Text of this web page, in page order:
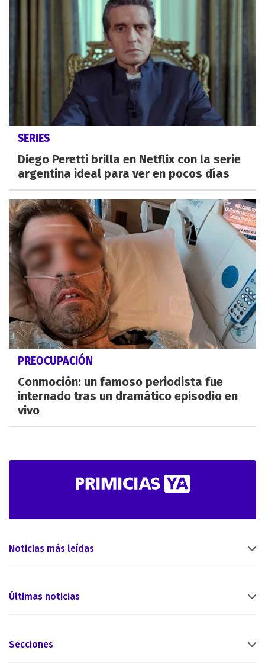
SERIES
Diego Peretti brilla en Netflix con la serie
argentina ideal para ver en pocos días
PREOCUPACIÓN
Conmoción: un famoso periodista fue
internado tras un dramático episodio en
vivo
Noticias más leídas
Últimas noticias
Secciones